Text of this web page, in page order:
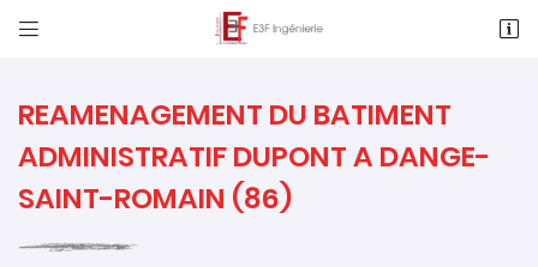
 
1 Rue des Métiers, Le Clos de l'Ormeau
05 49 62 02 02
REAMENAGEMENT DU BATIMENT
ADMINISTRATIF DUPONT A DANGE-
SAINT-ROMAIN (86)